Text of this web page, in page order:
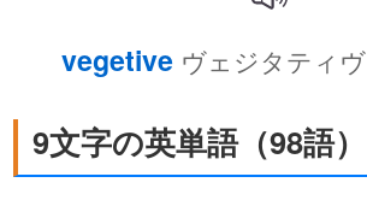
vegetive ヴェジタティヴ
9文字の英単語（98語）